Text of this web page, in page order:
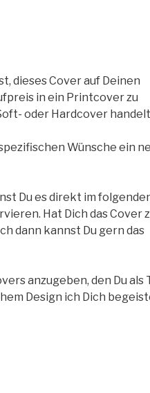
dieses Cover auf Deinen
in ein Printcover zu
oder Hardcover
Wünsche ein
Du es direkt im
Hat Dich das Cover
dann kannst Du gern das
anzugeben, den Du als
Design ich Dich